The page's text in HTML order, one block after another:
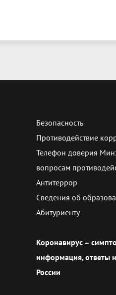
Безопасность
Противодействие
Телефон доверия
вопросам
Антитеррор
Сведения об
Абитуриенту
Коронавирус –
информация, ответы
России